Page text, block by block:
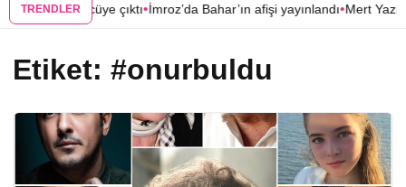
TRENDLER
görücüye çıktı• İmroz’da Bahar’ın afişi yayınlandı•Mert
Etiket: #onurbuldu